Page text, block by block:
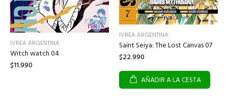
IVREA ARGENTINA
Witch watch 04
$11.990
IVREA ARGENTINA
Saint Seiya: The Lost Canvas 07
$22.990
AÑADIR A LA CESTA